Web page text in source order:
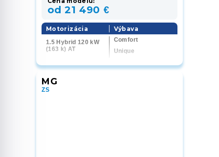
od 21 490 €
Motorizácia
1.5 Hybrid 120 kW
(163 k) AT
Výbava
Comfort
Unique
MG
ZS